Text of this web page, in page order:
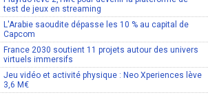
test de jeux en streaming
L'Arabie saoudite dépasse les 10 % au capital de
Capcom
France 2030 soutient 11 projets autour des univers
virtuels immersifs
Jeu vidéo et activité physique : Neo Xperiences lève
3,6 M€